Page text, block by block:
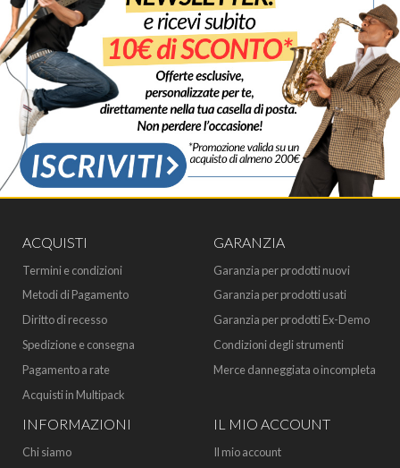
ACQUISTI
Termini e condizioni
Metodi di Pagamento
Diritto di recesso
Spedizione e consegna
Pagamento a rate
Acquisti in Multipack
GARANZIA
Garanzia per prodotti nuovi
Garanzia per prodotti usati
Garanzia per prodotti Ex-Demo
Condizioni degli strumenti
Merce danneggiata o incompleta
INFORMAZIONI
Chi siamo
IL MIO ACCOUNT
Il mio account